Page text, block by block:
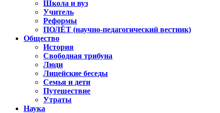
Школа и вуз
Учитель
Реформы
ПОЛЁТ (научно-педагогический вестник)
Общество
История
Свободная трибуна
Люди
Лицейские беседы
Семья и дети
Путешествие
Утраты
Наука